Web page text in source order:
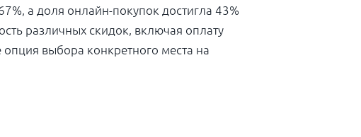
а доля онлайн-покупок достигла 43%
различных скидок, включая оплату
выбора конкретного места на